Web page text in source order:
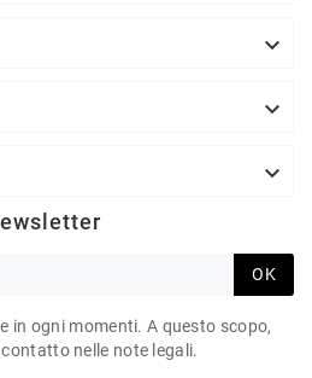



OK
in ogni momenti. A questo scopo,
nelle note legali.